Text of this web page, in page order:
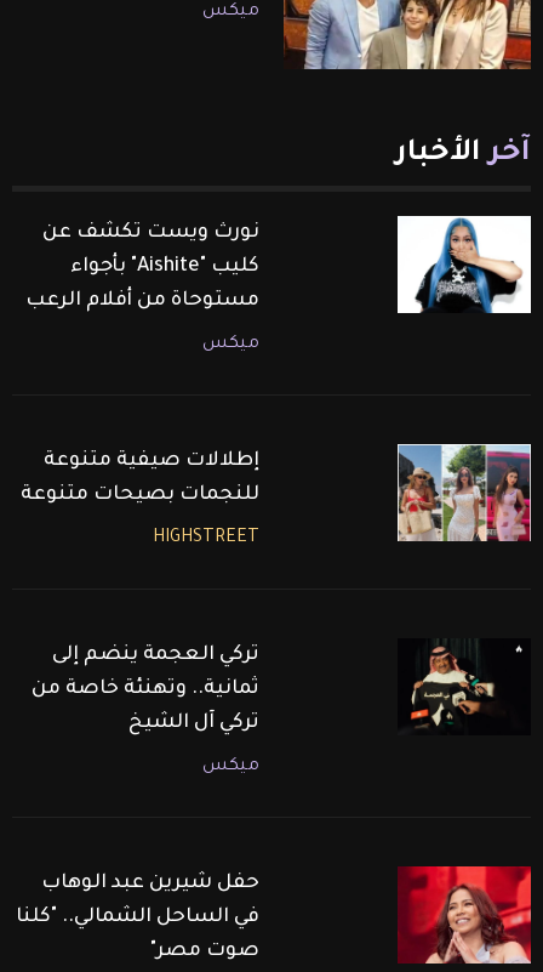
ميكس
آخر الأخبار
نورث ويست تكشف عن
كليب "Aishite" بأجواء
مستوحاة من أفلام الرعب
ميكس
إطلالات صيفية متنوعة
للنجمات بصيحات متنوعة
HIGHSTREET
تركي العجمة ينضم إلى
ثمانية.. وتهنئة خاصة من
تركي آل الشيخ
ميكس
حفل شيرين عبد الوهاب
في الساحل الشمالي.. "كلنا
صوت مصر"